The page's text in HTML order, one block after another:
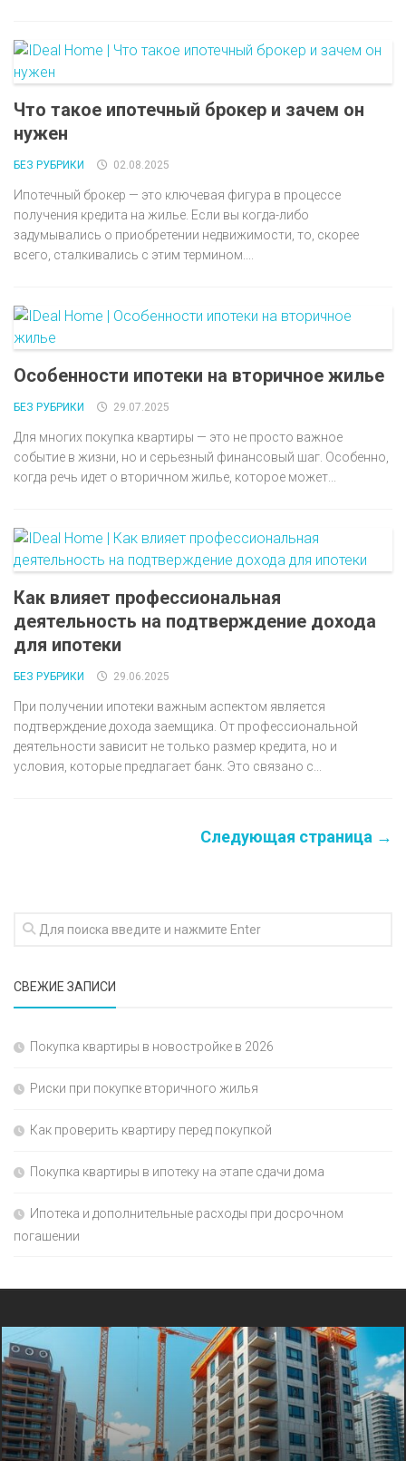
Что такое ипотечный брокер и зачем он
нужен
БЕЗ РУБРИКИ 02.08.2025
Ипотечный брокер — это ключевая фигура в процессе
получения кредита на жилье. Если вы когда-либо
задумывались о приобретении недвижимости, то, скорее
всего, сталкивались с этим термином....
Особенности ипотеки на вторичное жилье
БЕЗ РУБРИКИ 29.07.2025
Для многих покупка квартиры — это не просто важное
событие в жизни, но и серьезный финансовый шаг. Особенно,
когда речь идет о вторичном жилье, которое может...
Как влияет профессиональная
деятельность на подтверждение дохода
для ипотеки
БЕЗ РУБРИКИ 29.06.2025
При получении ипотеки важным аспектом является
подтверждение дохода заемщика. От профессиональной
деятельности зависит не только размер кредита, но и
условия, которые предлагает банк. Это связано с...
Следующая страница →
СВЕЖИЕ ЗАПИСИ
Покупка квартиры в новостройке в 2026
Риски при покупке вторичного жилья
Как проверить квартиру перед покупкой
Покупка квартиры в ипотеку на этапе сдачи дома
Ипотека и дополнительные расходы при досрочном
погашении